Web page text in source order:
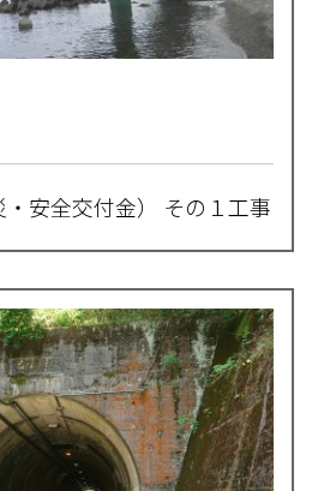
安全交付金） その１工事